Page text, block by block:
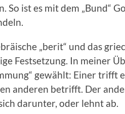
So ist es mit dem „Bund“
„berit“ und das
Festsetzung. In meiner
gewählt: Einer trifft
anderen betrifft. Der
darunter, oder lehnt ab.